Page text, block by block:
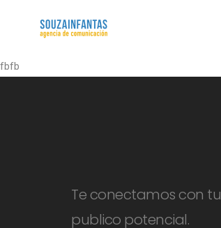
fbfb
Te conectamos con tu
publico potencial.